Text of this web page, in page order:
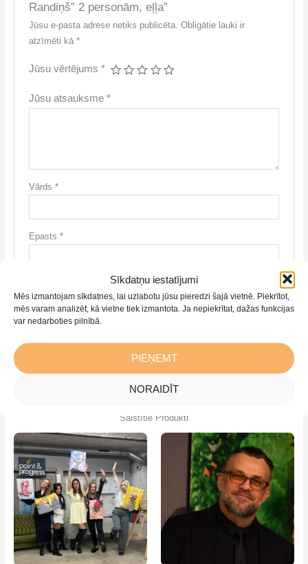
Sīkdatņu iestatījumi
Mēs izmantojam sīkdatnes, lai uzlabotu jūsu pieredzi šajā vietnē. Piekrītot,
mēs varam analizēt, kā vietne tiek izmantota. Ja nepiekrītat, dažas funkcijas
var nedarboties pilnībā.
PIEŅEMT
NORAIDĪT
Randiņš” 2 personām, eļļa”
Jūsu e-pasta adrese netiks publicēta. Obligātie lauki ir
atzīmēti kā *
Jūsu vērtējums *
Jūsu atsauksme *
Vārds *
Epasts *
Saglabājiet manu vārdu, e-pasta adresi un vietni šajā
pārlūkprogrammā nākamajai reizei, kad vēlēšos pievienot
komentāru.
Saistītie Produkti